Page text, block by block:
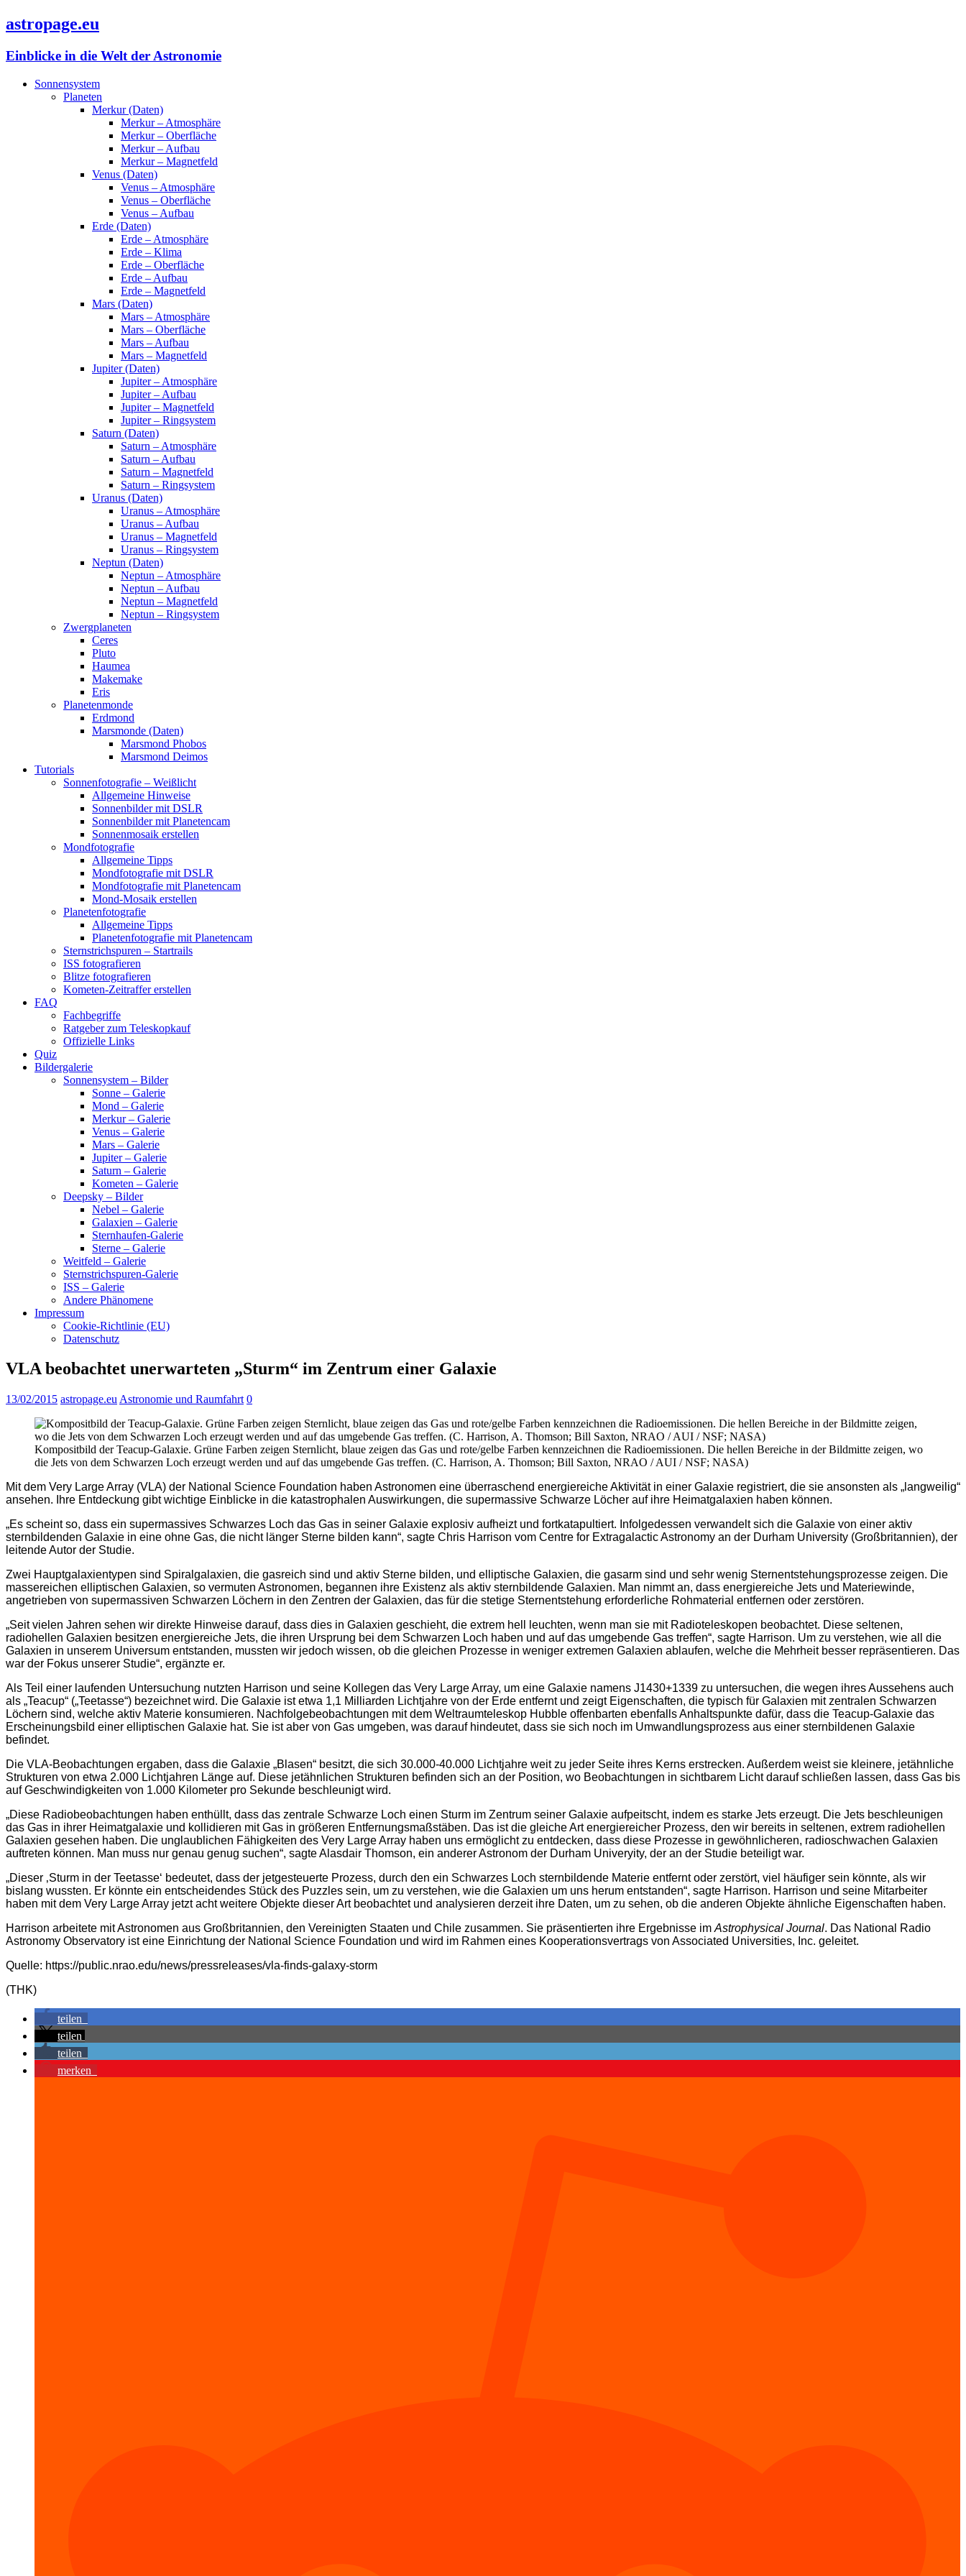
astropage.eu
Einblicke in die Welt der Astronomie
Sonnensystem
Planeten
Merkur (Daten)
Merkur – Atmosphäre
Merkur – Oberfläche
Merkur – Aufbau
Merkur – Magnetfeld
Venus (Daten)
Venus – Atmosphäre
Venus – Oberfläche
Venus – Aufbau
Erde (Daten)
Erde – Atmosphäre
Erde – Klima
Erde – Oberfläche
Erde – Aufbau
Erde – Magnetfeld
Mars (Daten)
Mars – Atmosphäre
Mars – Oberfläche
Mars – Aufbau
Mars – Magnetfeld
Jupiter (Daten)
Jupiter – Atmosphäre
Jupiter – Aufbau
Jupiter – Magnetfeld
Jupiter – Ringsystem
Saturn (Daten)
Saturn – Atmosphäre
Saturn – Aufbau
Saturn – Magnetfeld
Saturn – Ringsystem
Uranus (Daten)
Uranus – Atmosphäre
Uranus – Aufbau
Uranus – Magnetfeld
Uranus – Ringsystem
Neptun (Daten)
Neptun – Atmosphäre
Neptun – Aufbau
Neptun – Magnetfeld
Neptun – Ringsystem
Zwergplaneten
Ceres
Pluto
Haumea
Makemake
Eris
Planetenmonde
Erdmond
Marsmonde (Daten)
Marsmond Phobos
Marsmond Deimos
Tutorials
Sonnenfotografie – Weißlicht
Allgemeine Hinweise
Sonnenbilder mit DSLR
Sonnenbilder mit Planetencam
Sonnenmosaik erstellen
Mondfotografie
Allgemeine Tipps
Mondfotografie mit DSLR
Mondfotografie mit Planetencam
Mond-Mosaik erstellen
Planetenfotografie
Allgemeine Tipps
Planetenfotografie mit Planetencam
Sternstrichspuren – Startrails
ISS fotografieren
Blitze fotografieren
Kometen-Zeitraffer erstellen
FAQ
Fachbegriffe
Ratgeber zum Teleskopkauf
Offizielle Links
Quiz
Bildergalerie
Sonnensystem – Bilder
Sonne – Galerie
Mond – Galerie
Merkur – Galerie
Venus – Galerie
Mars – Galerie
Jupiter – Galerie
Saturn – Galerie
Kometen – Galerie
Deepsky – Bilder
Nebel – Galerie
Galaxien – Galerie
Sternhaufen-Galerie
Sterne – Galerie
Weitfeld – Galerie
Sternstrichspuren-Galerie
ISS – Galerie
Andere Phänomene
Impressum
Cookie-Richtlinie (EU)
Datenschutz
VLA beobachtet unerwarteten „Sturm“ im Zentrum einer Galaxie
13/02/2015 astropage.eu Astronomie und Raumfahrt 0
Kompositbild der Teacup-Galaxie. Grüne Farben zeigen Sternlicht, blaue zeigen das Gas und rote/gelbe Farben kennzeichnen die Radioemissionen. Die hellen Bereiche in der Bildmitte zeigen, wo
die Jets von dem Schwarzen Loch erzeugt werden und auf das umgebende Gas treffen. (C. Harrison, A. Thomson; Bill Saxton, NRAO / AUI / NSF; NASA)
Mit dem Very Large Array (VLA) der National Science Foundation haben Astronomen eine überraschend energiereiche Aktivität in einer Galaxie registriert, die sie ansonsten als „langweilig“
ansehen. Ihre Entdeckung gibt wichtige Einblicke in die katastrophalen Auswirkungen, die supermassive Schwarze Löcher auf ihre Heimatgalaxien haben können.
„Es scheint so, dass ein supermassives Schwarzes Loch das Gas in seiner Galaxie explosiv aufheizt und fortkatapultiert. Infolgedessen verwandelt sich die Galaxie von einer aktiv
sternbildenden Galaxie in eine ohne Gas, die nicht länger Sterne bilden kann“, sagte Chris Harrison vom Centre for Extragalactic Astronomy an der Durham University (Großbritannien), der
leitende Autor der Studie.
Zwei Hauptgalaxientypen sind Spiralgalaxien, die gasreich sind und aktiv Sterne bilden, und elliptische Galaxien, die gasarm sind und sehr wenig Sternentstehungsprozesse zeigen. Die
massereichen elliptischen Galaxien, so vermuten Astronomen, begannen ihre Existenz als aktiv sternbildende Galaxien. Man nimmt an, dass energiereiche Jets und Materiewinde,
angetrieben von supermassiven Schwarzen Löchern in den Zentren der Galaxien, das für die stetige Sternentstehung erforderliche Rohmaterial entfernen oder zerstören.
„Seit vielen Jahren sehen wir direkte Hinweise darauf, dass dies in Galaxien geschieht, die extrem hell leuchten, wenn man sie mit Radioteleskopen beobachtet. Diese seltenen,
radiohellen Galaxien besitzen energiereiche Jets, die ihren Ursprung bei dem Schwarzen Loch haben und auf das umgebende Gas treffen“, sagte Harrison. Um zu verstehen, wie all die
Galaxien in unserem Universum entstanden, mussten wir jedoch wissen, ob die gleichen Prozesse in weniger extremen Galaxien ablaufen, welche die Mehrheit besser repräsentieren. Das
war der Fokus unserer Studie“, ergänzte er.
Als Teil einer laufenden Untersuchung nutzten Harrison und seine Kollegen das Very Large Array, um eine Galaxie namens J1430+1339 zu untersuchen, die wegen ihres Aussehens auch
als „Teacup“ („Teetasse“) bezeichnet wird. Die Galaxie ist etwa 1,1 Milliarden Lichtjahre von der Erde entfernt und zeigt Eigenschaften, die typisch für Galaxien mit zentralen Schwarzen
Löchern sind, welche aktiv Materie konsumieren. Nachfolgebeobachtungen mit dem Weltraumteleskop Hubble offenbarten ebenfalls Anhaltspunkte dafür, dass die Teacup-Galaxie das
Erscheinungsbild einer elliptischen Galaxie hat. Sie ist aber von Gas umgeben, was darauf hindeutet, dass sie sich noch im Umwandlungsprozess aus einer sternbildenen Galaxie
befindet.
Die VLA-Beobachtungen ergaben, dass die Galaxie „Blasen“ besitzt, die sich 30.000-40.000 Lichtjahre weit zu jeder Seite ihres Kerns erstrecken. Außerdem weist sie kleinere, jetähnliche
Strukturen von etwa 2.000 Lichtjahren Länge auf. Diese jetähnlichen Strukturen befinden sich an der Position, wo Beobachtungen in sichtbarem Licht darauf schließen lassen, dass Gas bis
auf Geschwindigkeiten von 1.000 Kilometer pro Sekunde beschleunigt wird.
„Diese Radiobeobachtungen haben enthüllt, dass das zentrale Schwarze Loch einen Sturm im Zentrum seiner Galaxie aufpeitscht, indem es starke Jets erzeugt. Die Jets beschleunigen
das Gas in ihrer Heimatgalaxie und kollidieren mit Gas in größeren Entfernungsmaßstäben. Das ist die gleiche Art energiereicher Prozess, den wir bereits in seltenen, extrem radiohellen
Galaxien gesehen haben. Die unglaublichen Fähigkeiten des Very Large Array haben uns ermöglicht zu entdecken, dass diese Prozesse in gewöhnlicheren, radioschwachen Galaxien
auftreten können. Man muss nur genau genug suchen“, sagte Alasdair Thomson, ein anderer Astronom der Durham Univeryity, der an der Studie beteiligt war.
„Dieser ‚Sturm in der Teetasse‘ bedeutet, dass der jetgesteuerte Prozess, durch den ein Schwarzes Loch sternbildende Materie entfernt oder zerstört, viel häufiger sein könnte, als wir
bislang wussten. Er könnte ein entscheidendes Stück des Puzzles sein, um zu verstehen, wie die Galaxien um uns herum entstanden“, sagte Harrison. Harrison und seine Mitarbeiter
haben mit dem Very Large Array jetzt acht weitere Objekte dieser Art beobachtet und analysieren derzeit ihre Daten, um zu sehen, ob die anderen Objekte ähnliche Eigenschaften haben.
Harrison arbeitete mit Astronomen aus Großbritannien, den Vereinigten Staaten und Chile zusammen. Sie präsentierten ihre Ergebnisse im Astrophysical Journal. Das National Radio
Astronomy Observatory ist eine Einrichtung der National Science Foundation und wird im Rahmen eines Kooperationsvertrags von Associated Universities, Inc. geleitet.
Quelle: https://public.nrao.edu/news/pressreleases/vla-finds-galaxy-storm
(THK)
teilen
teilen
teilen
merken